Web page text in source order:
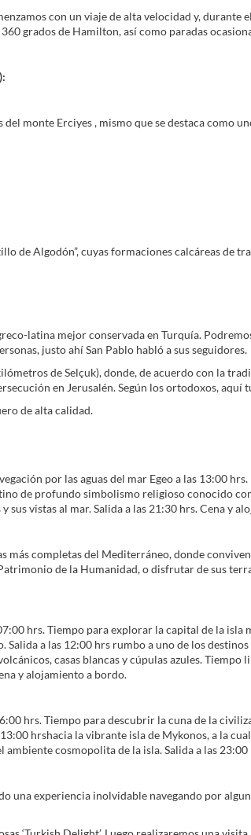
con un viaje de alta velocidad y,
grados de Hamilton, así como paradas
monte Erciyes , mismo que se destaca como
de Algodón”, cuyas formaciones calcáreas de
latina mejor conservada en Turquía.
justo ahí San Pablo habló a sus seguidores.
de Selçuk), donde, de acuerdo con la
en Jerusalén. Según los ortodoxos, aquí
de alta calidad.
por las aguas del mar Egeo a las 13:00
de profundo simbolismo religioso conocido
vistas al mar. Salida a las 21:30 hrs. Cena y
más completas del Mediterráneo, donde
de la Humanidad, o disfrutar de sus
hrs. Tiempo para explorar la capital de la isla
a las 12:00 hrs rumbo a uno de los
casas blancas y cúpulas azules. Tiempo
y alojamiento a bordo.
hrs. Tiempo para descubrir la cuna de la
hrshacia la vibrante isla de Mykonos, a la
cosmopolita de la isla. Salida a las
una experiencia inolvidable navegando por